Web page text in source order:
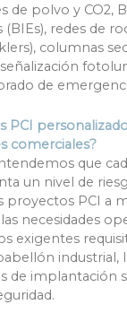
de polvo y CO2,
redes de
columnas
de
PCI
comerciales?
que
un nivel de
proyectos PCI a
necesidades
exigentes
industrial,
de implantación